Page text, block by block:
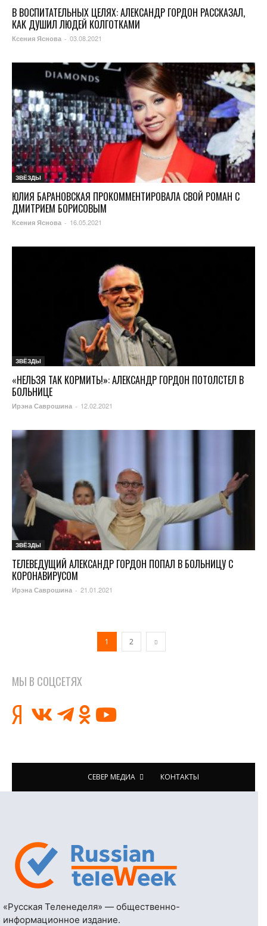
В ВОСПИТАТЕЛЬНЫХ ЦЕЛЯХ: АЛЕКСАНДР ГОРДОН РАССКАЗАЛ,
КАК ДУШИЛ ЛЮДЕЙ КОЛГОТКАМИ
Ксения Яснова - 03.08.2021
ЗВЁЗДЫ
ЮЛИЯ БАРАНОВСКАЯ ПРОКОММЕНТИРОВАЛА СВОЙ РОМАН С
ДМИТРИЕМ БОРИСОВЫМ
Ксения Яснова - 16.05.2021
ЗВЁЗДЫ
«НЕЛЬЗЯ ТАК КОРМИТЬ!»: АЛЕКСАНДР ГОРДОН ПОТОЛСТЕЛ В
БОЛЬНИЦЕ
Ирэна Саврошина - 12.02.2021
ЗВЁЗДЫ
ТЕЛЕВЕДУЩИЙ АЛЕКСАНДР ГОРДОН ПОПАЛ В БОЛЬНИЦУ С
КОРОНАВИРУСОМ
Ирэна Саврошина - 21.01.2021
1 2
МЫ В СОЦСЕТЯХ
СЕВЕР МЕДИА КОНТАКТЫ
«Русская Теленеделя» — общественно-
информационное издание.